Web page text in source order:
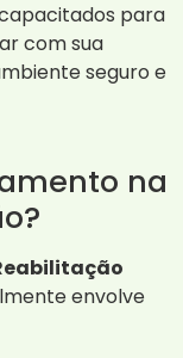
para
com sua
seguro e
na
envolve